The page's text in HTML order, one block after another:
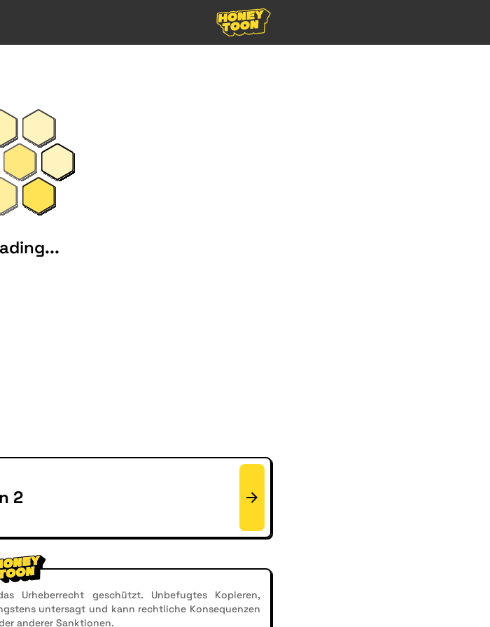
2
Urheberrecht geschützt. Unbefugtes Kopieren,
untersagt und kann rechtliche Konsequenzen
anderer Sanktionen.